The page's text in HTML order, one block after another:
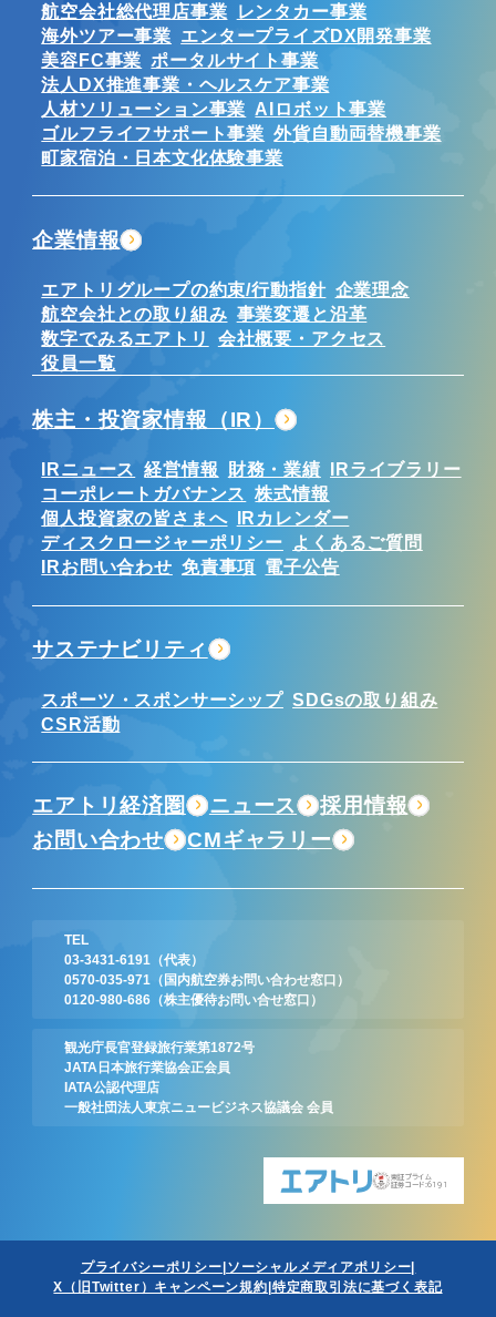
TEL
03-3431-6191
（代表）
0570-035-971
（国内航空券お問い合わせ窓口）
0120-980-686 （株主優待お問い合せ窓口）
観光庁長官登録旅行業第1872号
JATA日本旅行業協会正会員
IATA公認代理店
一般社団法人東京ニュービジネス協議会 会員
東証プライム
証券コード:6191
航空会社総代理店事業
レンタカー事業
海外ツアー事業 エンタープライズDX開発事業
美容FC事業 ポータルサイト事業
法人DX推進事業・ヘルスケア事業
人材ソリューション事業 AIロボット事業
ゴルフライフサポート事業 外貨自動両替機事業
町家宿泊・日本文化体験事業
企業情報
エアトリグループの約束/行動指針 企業理念
航空会社との取り組み 事業変遷と沿革
数字でみるエアトリ
会社概要・アクセス
役員一覧
株主・投資家情報（IR）
IRニュース 経営情報 財務・業績
IRライブラリー
コーポレートガバナンス 株式情報
個人投資家の皆さまへ
IRカレンダー
ディスクロージャーポリシー
よくあるご質問
IRお問い合わせ 免責事項 電子公告
サステナビリティ
スポーツ・スポンサーシップ SDGsの取り組み
CSR活動
エアトリ経済圏 ニュース
採用情報
お問い合わせ
CMギャラリー
プライバシーポリシー ソーシャルメディアポリシー
X（旧Twitter）キャンペーン規約 特定商取引法に基づく表記